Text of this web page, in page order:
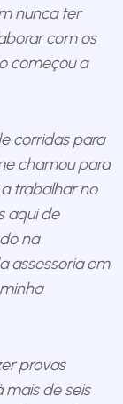
nunca ter
com os
começou a
corridas para
chamou para
trabalhar no
aqui de
na
assessoria em
provas
de seis